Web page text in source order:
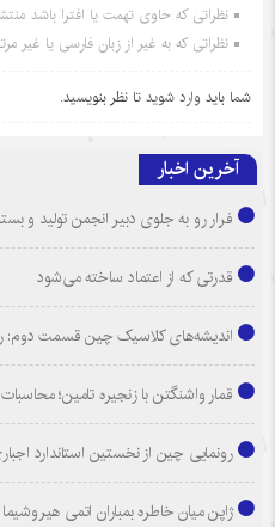
نظراتی که حاوی تهمت یا افترا باشد
نظراتی که به غیر از زبان فارسی یا غیر
شما باید وارد شوید تا نظر بنویسید.
آخرین اخبار
فرار رو به جلوی دبیر انجمن تولید و
قدرتی که از اعتماد ساخته می‌شود
اندیشه‌های کلاسیک چین قسمت دوم:
قمار واشنگتن با زنجیره تامین؛
رونمایی چین از نخستین استاندارد
ژاپن میان خاطره بمباران اتمی